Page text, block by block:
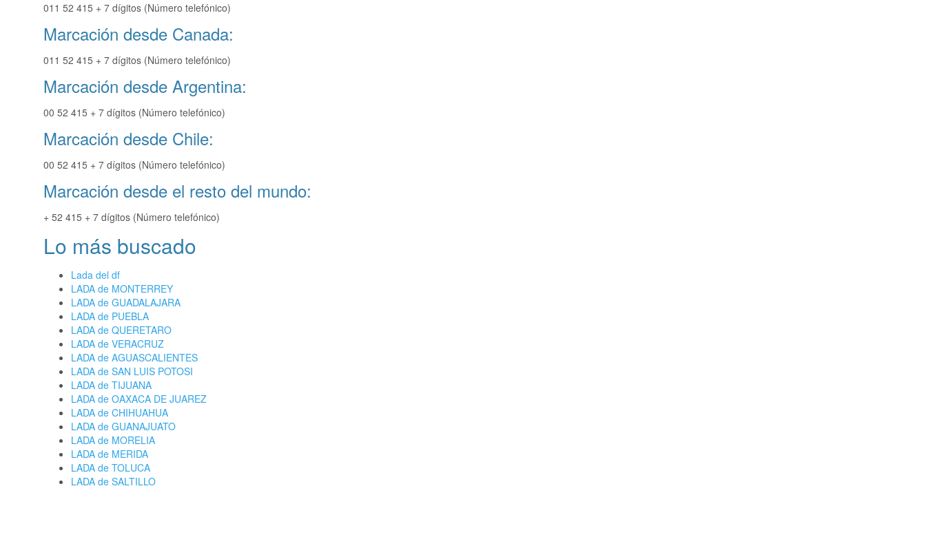
011 52 415 + 7 dígitos (Número telefónico)
Marcación desde Canada:
011 52 415 + 7 dígitos (Número telefónico)
Marcación desde Argentina:
00 52 415 + 7 dígitos (Número telefónico)
Marcación desde Chile:
00 52 415 + 7 dígitos (Número telefónico)
Marcación desde el resto del mundo:
+ 52 415 + 7 dígitos (Número telefónico)
Lo más buscado
Lada del df
LADA de MONTERREY
LADA de GUADALAJARA
LADA de PUEBLA
LADA de QUERETARO
LADA de VERACRUZ
LADA de AGUASCALIENTES
LADA de SAN LUIS POTOSI
LADA de TIJUANA
LADA de OAXACA DE JUAREZ
LADA de CHIHUAHUA
LADA de GUANAJUATO
LADA de MORELIA
LADA de MERIDA
LADA de TOLUCA
LADA de SALTILLO